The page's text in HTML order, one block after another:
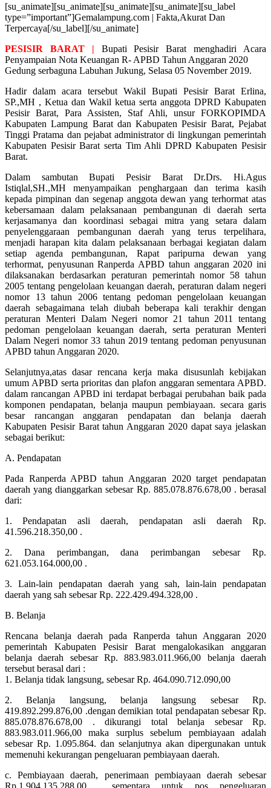
[su_animate][su_animate][su_animate][su_animate][su_label
type=”important”]Gemalampung.com | Fakta,Akurat Dan
Terpercaya[/su_label][/su_animate]
PESISIR BARAT |
Bupati Pesisir Barat menghadiri Acara
Penyampaian Nota Keuangan R- APBD Tahun Anggaran 2020
Gedung serbaguna Labuhan Jukung, Selasa 05 November 2019.
Hadir dalam acara tersebut Wakil Bupati Pesisir Barat Erlina,
SP.,MH , Ketua dan Wakil ketua serta anggota DPRD Kabupaten
Pesisir Barat, Para Assisten, Staf Ahli, unsur FORKOPIMDA
Kabupaten Lampung Barat dan Kabupaten Pesisir Barat, Pejabat
Tinggi Pratama dan pejabat administrator di lingkungan pemerintah
Kabupaten Pesisir Barat serta Tim Ahli DPRD Kabupaten Pesisir
Barat.
Dalam sambutan Bupati Pesisir Barat Dr.Drs. Hi.Agus
Istiqlal,SH.,MH menyampaikan penghargaan dan terima kasih
kepada pimpinan dan segenap anggota dewan yang terhormat atas
kebersamaan dalam pelaksanaan pembangunan di daerah serta
kerjasamanya dan koordinasi sebagai mitra yang setara dalam
penyelenggaraan pembangunan daerah yang terus terpelihara,
menjadi harapan kita dalam pelaksanaan berbagai kegiatan dalam
setiap agenda pembangunan, Rapat paripurna dewan yang
terhormat, penyusunan Ranperda APBD tahun anggaran 2020 ini
dilaksanakan berdasarkan peraturan pemerintah nomor 58 tahun
2005 tentang pengelolaan keuangan daerah, peraturan dalam negeri
nomor 13 tahun 2006 tentang pedoman pengelolaan keuangan
daerah sebagaimana telah diubah beberapa kali terakhir dengan
peraturan Menteri Dalam Negeri nomor 21 tahun 2011 tentang
pedoman pengelolaan keuangan daerah, serta peraturan Menteri
Dalam Negeri nomor 33 tahun 2019 tentang pedoman penyusunan
APBD tahun Anggaran 2020.
Selanjutnya,atas dasar rencana kerja maka disusunlah kebijakan
umum APBD serta prioritas dan plafon anggaran sementara APBD.
dalam rancangan APBD ini terdapat berbagai perubahan baik pada
komponen pendapatan, belanja maupun pembiayaan. secara garis
besar rancangan anggaran pendapatan dan belanja daerah
Kabupaten Pesisir Barat tahun Anggaran 2020 dapat saya jelaskan
sebagai berikut:
A. Pendapatan
Pada Ranperda APBD tahun Anggaran 2020 target pendapatan
daerah yang dianggarkan sebesar Rp. 885.078.876.678,00 . berasal
dari:
1. Pendapatan asli daerah, pendapatan asli daerah Rp.
41.596.218.350,00 .
2. Dana perimbangan, dana perimbangan sebesar Rp.
621.053.164.000,00 .
3. Lain-lain pendapatan daerah yang sah, lain-lain pendapatan
daerah yang sah sebesar Rp. 222.429.494.328,00 .
B. Belanja
Rencana belanja daerah pada Ranperda tahun Anggaran 2020
pemerintah Kabupaten Pesisir Barat mengalokasikan anggaran
belanja daerah sebesar Rp. 883.983.011.966,00 belanja daerah
tersebut berasal dari :
1. Belanja tidak langsung, sebesar Rp. 464.090.712.090,00
2. Belanja langsung, belanja langsung sebesar Rp.
419.892.299.876,00 .dengan demikian total pendapatan sebesar Rp.
885.078.876.678,00 . dikurangi total belanja sebesar Rp.
883.983.011.966,00 maka surplus sebelum pembiayaan adalah
sebesar Rp. 1.095.864. dan selanjutnya akan dipergunakan untuk
memenuhi kekurangan pengeluaran pembiayaan daerah.
c. Pembiayaan daerah, penerimaan pembiayaan daerah sebesar
Rp.1.904.135.288,00 . sementara untuk pos pengeluaran